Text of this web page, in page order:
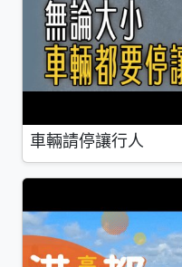
車輛請停讓行人